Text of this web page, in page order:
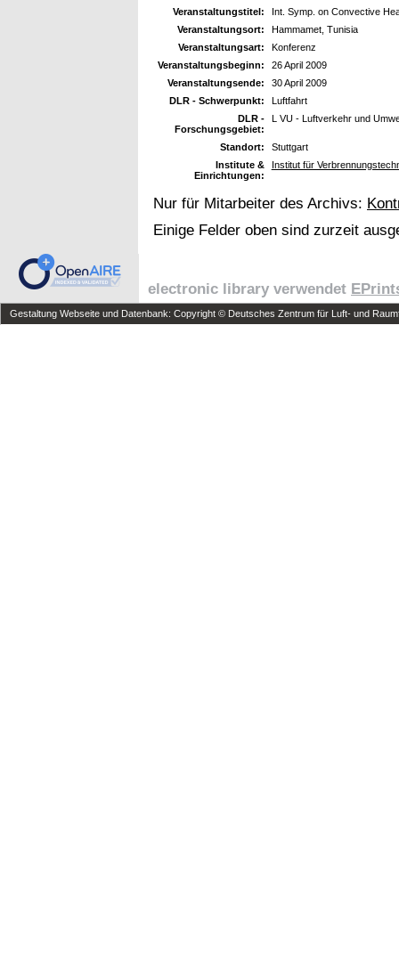
Veranstaltungstitel:
Int. Symp. on Convective
Veranstaltungsort:
Hammamet, Tunisia
Veranstaltungsart:
Konferenz
Veranstaltungsbeginn:
26 April 2009
Veranstaltungsende:
30 April 2009
DLR - Schwerpunkt:
Luftfahrt
DLR -
Forschungsgebiet:
L VU - Luftverkehr und
Standort:
Stuttgart
Institute &
Einrichtungen:
Institut für
Nur für Mitarbeiter des Archivs:
Einige Felder oben sind zurzeit
electronic library verwendet
Gestaltung Webseite und Datenbank: Copyright © Deutsches Zentrum für Luft- und